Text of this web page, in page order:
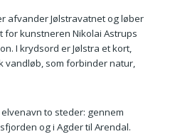
afvander Jølstravatnet og løber
for kunstneren Nikolai Astrups
I krydsord er Jølstra et kort,
som forbinder natur,
to steder: gennem
og i Agder til Arendal.